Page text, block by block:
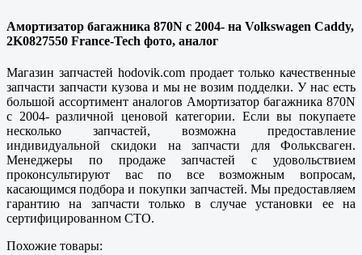
Амортизатор багажника 870N c 2004- на Volkswagen Caddy,
2K0827550 France-Tech фото, аналог
Магазин запчастей hodovik.com продает только качественные
запчасти запчасти кузова и мы не возим подделки. У нас есть
большой ассортимент аналогов Амортизатор багажника 870N
c 2004- различной ценовой категории. Если вы покупаете
несколько запчастей, возможна предоставление
индивидуальной скидоки на запчасти для Фольксваген.
Менеджеры по продаже запчастей с удовольствием
проконсультируют вас по все возможным вопросам,
касающимся подбора и покупки запчастей. Мы предоставляем
гарантию на запчасти только в случае установки ее на
сертифицированном СТО.
Похожие товары: